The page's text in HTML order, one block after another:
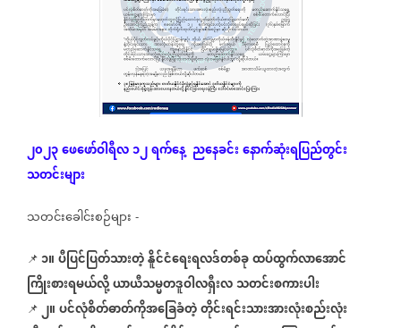
၂၀၂၃ဖေဖော်ဝါရီလ၁၂ရက်နေ့ ညနေခင်းနောက်ဆုံးရပြည်တွင်း
သတင်းများ
သတင်းခေါင်းစဉ်များ -
📌 ၁။ပီပြင်ပြတ်သားတဲ့နိူင်ငံရေးရလဒ်တစ်ခုထပ်ထွက်လာအောင်
ကြိုးစားရမယ်လို့ယာယီသမ္မတဒူဝါလရှီးလသတင်းစကားပါး
📌 ၂။ပင်လုံစိတ်ဓာတ်ကိုအခြေခံတဲ့တိုင်းရင်းသားအားလုံးစည်းလုံး